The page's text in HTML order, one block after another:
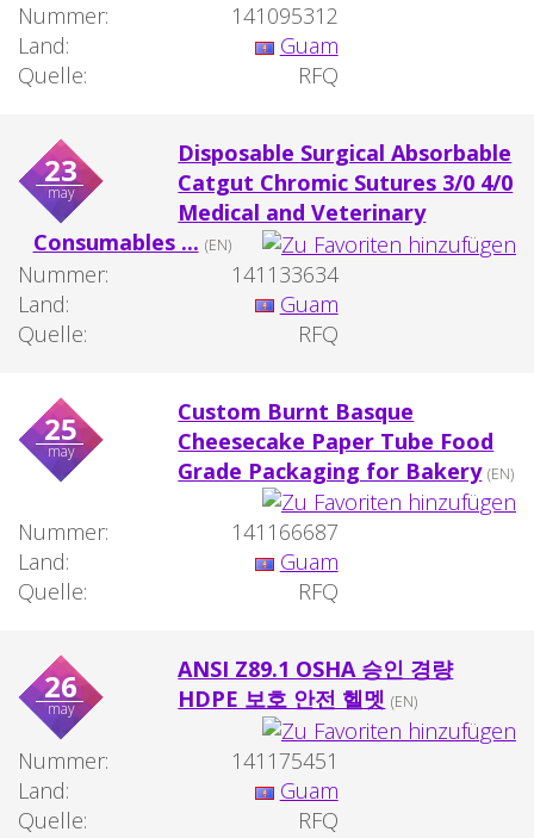
Nummer:
141095312
Land:
Guam
Quelle:
RFQ
23
may
Disposable Surgical Absorbable
Catgut Chromic Sutures 3/0 4/0
Medical and Veterinary
Consumables ... (EN)
Nummer:
141133634
Land:
Guam
Quelle:
RFQ
25
may
Custom Burnt Basque
Cheesecake Paper Tube Food
Grade Packaging for Bakery (EN)
Nummer:
141166687
Land:
Guam
Quelle:
RFQ
26
may
ANSI Z89.1 OSHA 승인 경량
HDPE 보호 안전 헬멧 (EN)
Nummer:
141175451
Land:
Guam
Quelle:
RFQ